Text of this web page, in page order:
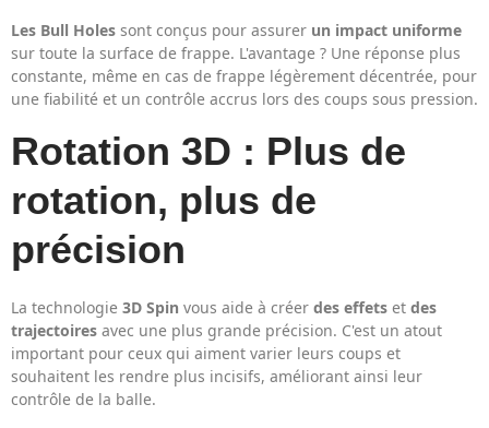
Les Bull Holes sont conçus pour assurer un impact uniforme
sur toute la surface de frappe. L'avantage ? Une réponse plus
constante, même en cas de frappe légèrement décentrée, pour
une fiabilité et un contrôle accrus lors des coups sous pression.
Rotation 3D : Plus de
rotation, plus de
précision
La technologie 3D Spin vous aide à créer des effets et des
trajectoires avec une plus grande précision. C'est un atout
important pour ceux qui aiment varier leurs coups et
souhaitent les rendre plus incisifs, améliorant ainsi leur
contrôle de la balle.